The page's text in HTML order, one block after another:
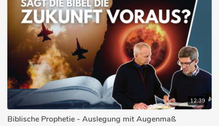
12:39
Biblische Prophetie - Auslegung mit Augenmaß